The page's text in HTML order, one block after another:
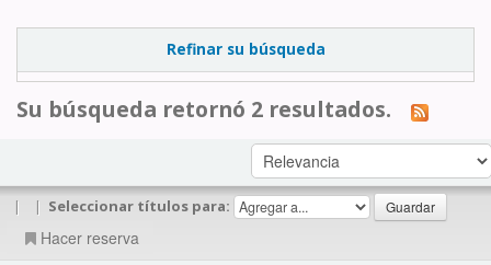
Refinar su búsqueda
Su búsqueda retornó 2 resultados.
| | Seleccionar títulos para:
Hacer reserva